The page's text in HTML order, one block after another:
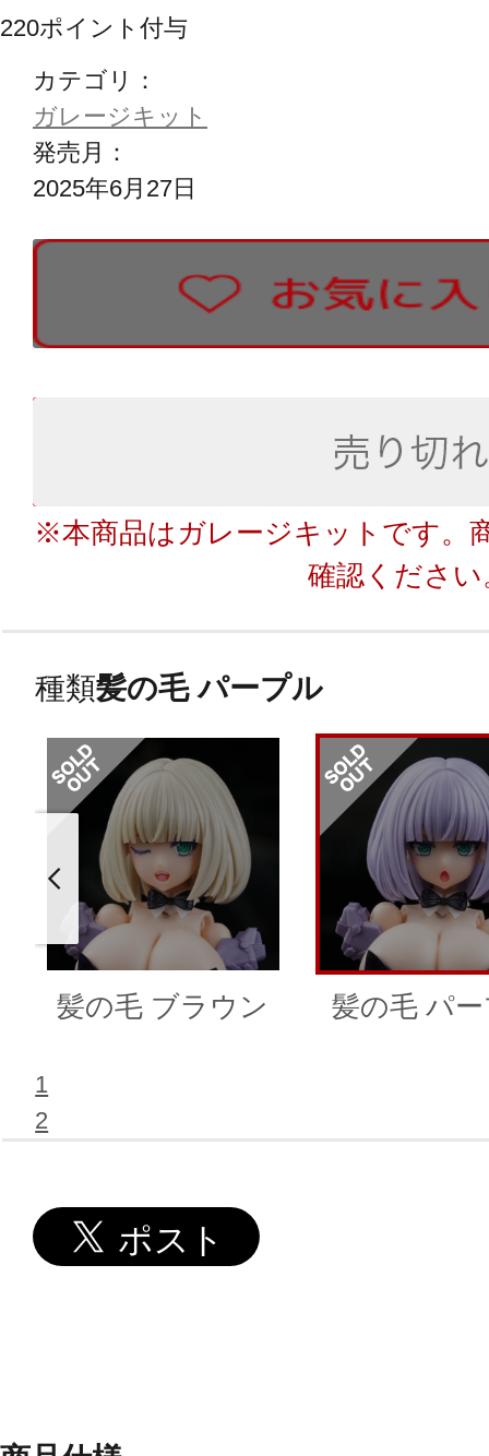
220ポイント付与
カテゴリ：
ガレージキット
発売月：
2025年6月27日
※本商品はガレージキットです。
確認ください
種類髪の毛 パープル
髪の毛 ブラウン 髪の毛 パ
1
2